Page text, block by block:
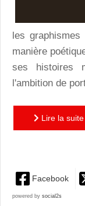
les
manière
ses histoires
l'ambition de
Lire la
Facebook
powered by social2s